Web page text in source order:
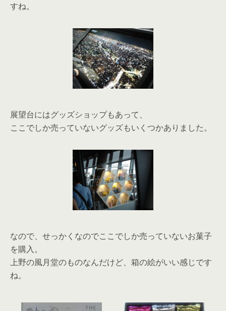
すね。
展望台にはグッズショップもあって、
ここでしか売っていないグッズもいくつかありました。
なので、せっかくなのでここでしか売っていないお菓子
を購入。
上野の風月堂のものなんだけど、箱の絵がいい感じです
ね。